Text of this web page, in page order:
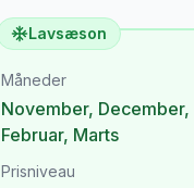
Lavsæson
Måneder
November, December,
Februar, Marts
Prisniveau